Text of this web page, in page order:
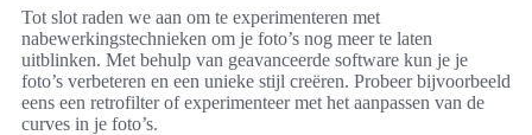
Tot slot raden we aan om te experimenteren met
nabewerkingstechnieken om je foto’s nog meer te laten
uitblinken. Met behulp van geavanceerde software kun je je
foto’s verbeteren en een unieke stijl creëren. Probeer bijvoorbeeld
eens een retrofilter of experimenteer met het aanpassen van de
curves in je foto’s.